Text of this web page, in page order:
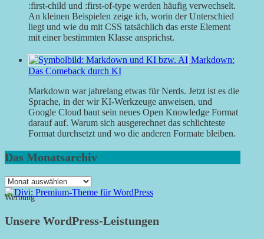
:first-child und :first-of-type werden häufig verwechselt.
An kleinen Beispielen zeige ich, worin der Unterschied
liegt und wie du mit CSS tatsächlich das erste Element
mit einer bestimmten Klasse ansprichst.
Markdown:
Das Comeback durch KI
Markdown war jahrelang etwas für Nerds. Jetzt ist es die
Sprache, in der wir KI-Werkzeuge anweisen, und
Google Cloud baut sein neues Open Knowledge Format
darauf auf. Warum sich ausgerechnet das schlichteste
Format durchsetzt und wo die anderen Formate bleiben.
Das Monatsarchiv
Das
Monatsarchiv
Werbung
Unsere WordPress-Leistungen